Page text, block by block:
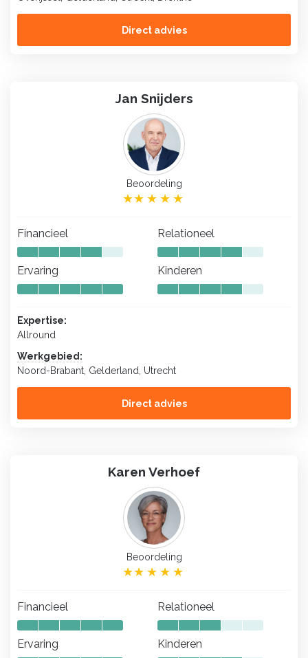
Direct advies
Jan Snijders
Beoordeling
Financieel Relationeel
Ervaring Kinderen
Expertise:
Allround
Werkgebied:
Noord-Brabant, Gelderland, Utrecht
Direct advies
Karen Verhoef
Beoordeling
Financieel Relationeel
Ervaring Kinderen